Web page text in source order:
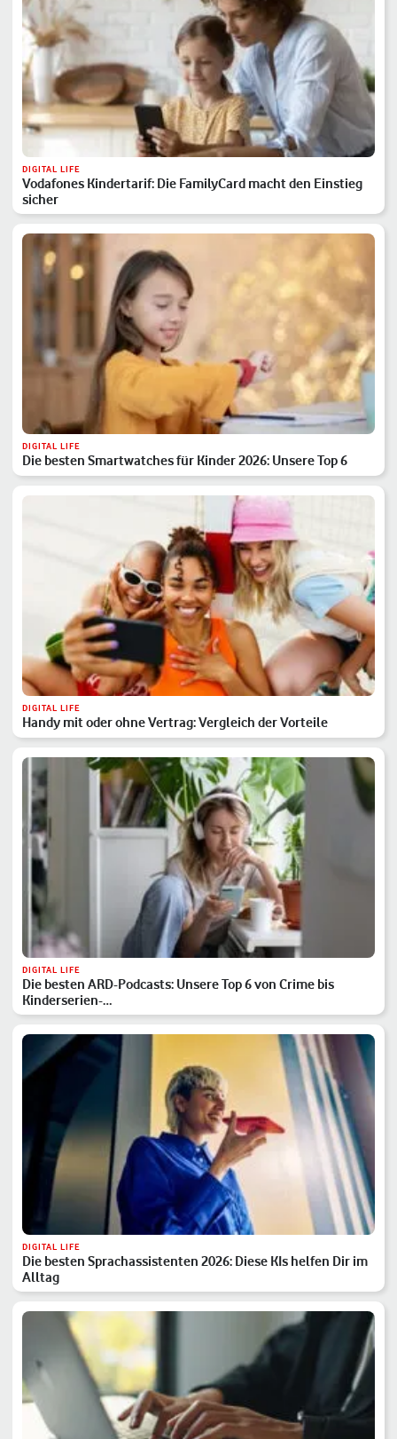
DIGITAL LIFE
Vodafones Kindertarif: Die FamilyCard macht den Einstieg
sicher
DIGITAL LIFE
Die besten Smartwatches für Kinder 2026: Unsere Top 6
DIGITAL LIFE
Handy mit oder ohne Vertrag: Vergleich der Vorteile
DIGITAL LIFE
Die besten ARD-Podcasts: Unsere Top 6 von Crime bis
Kinderserien-…
DIGITAL LIFE
Die besten Sprachassistenten 2026: Diese KIs helfen Dir im
Alltag